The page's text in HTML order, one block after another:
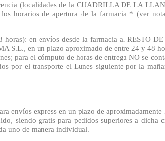
(localidades de la CUADRILLA DE LA
horarios de apertura de la farmacia * (ver
horas): en envíos desde la farmacia al RESTO
S.L., en un plazo aproximado de entre 24 y 48
para el cómputo de horas de entrega NO se
por el transporte el Lunes siguiente por la
envíos express en un plazo de
siendo gratis para pedidos superiores a dicha
uno de manera individual.